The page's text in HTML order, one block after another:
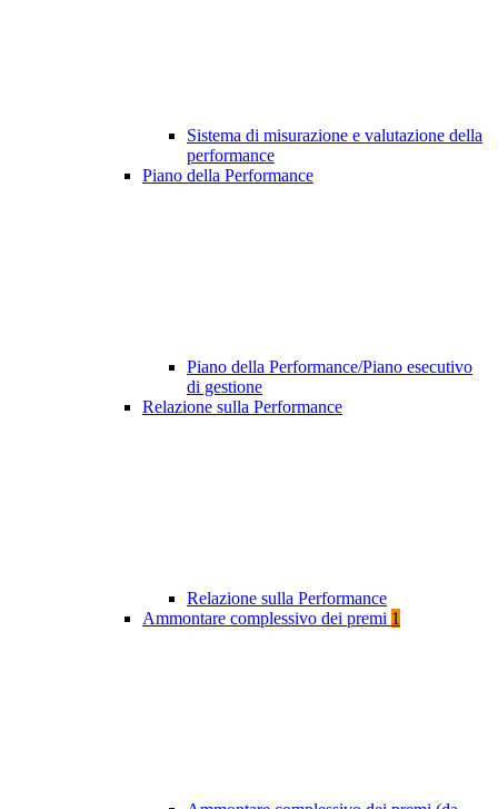
Sistema di misurazione e valutazione della
performance
Piano della Performance
Piano della Performance/Piano esecutivo
di gestione
Relazione sulla Performance
Relazione sulla Performance
Ammontare complessivo dei premi 1